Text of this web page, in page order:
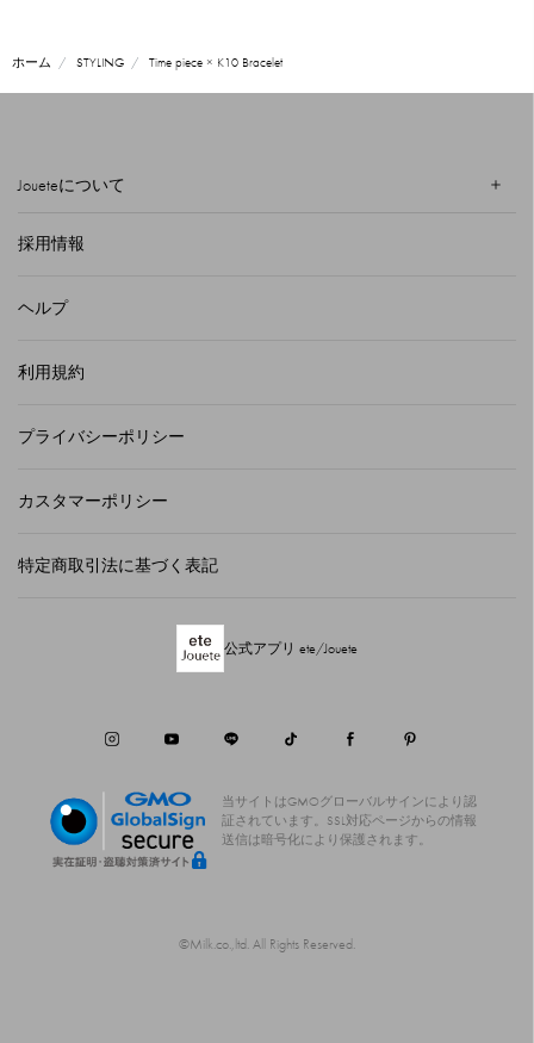
ホーム STYLING Time piece × K10 Bracelet
Joueteについて
採用情報
ヘルプ
利用規約
プライバシーポリシー
カスタマーポリシー
特定商取引法に基づく表記
公式アプリ ete/Jouete
当サイトはGMOグローバルサインにより認
証されています。
SSL対応ページからの情報
送信は暗号化により保護されます。
©Milk.co.,ltd. All Rights Reserved.